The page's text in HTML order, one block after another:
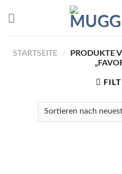
STARTSEITE /
PRODUKTE